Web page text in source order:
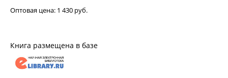
Оптовая цена: 1 430 руб.
Книга размещена в базе